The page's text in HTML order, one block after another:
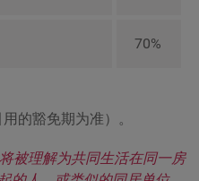
70%
用的豁免期为准）。
被理解为共同生活在同一房